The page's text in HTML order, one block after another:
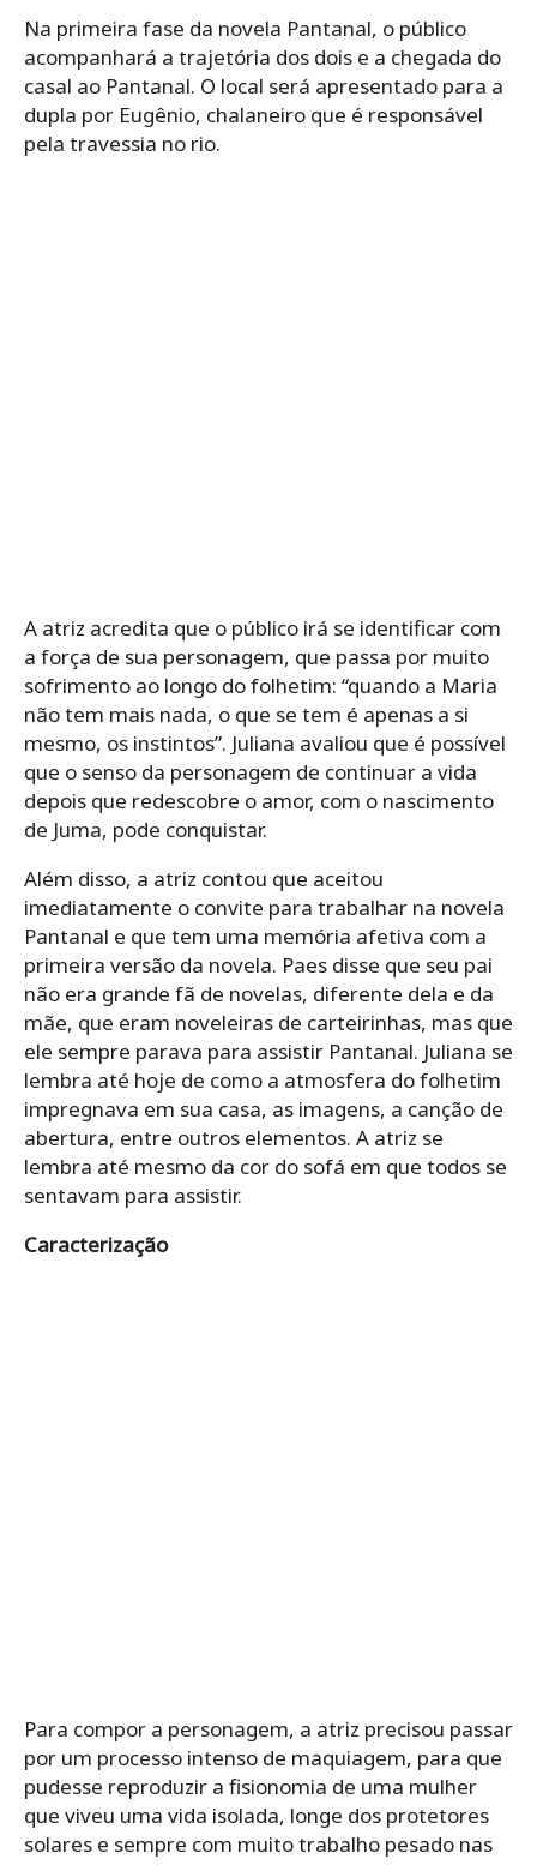
Na primeira fase da novela Pantanal, o público
acompanhará a trajetória dos dois e a chegada do
casal ao Pantanal. O local será apresentado para a
dupla por Eugênio, chalaneiro que é responsável
pela travessia no rio.
A atriz acredita que o público irá se identificar com
a força de sua personagem, que passa por muito
sofrimento ao longo do folhetim: “quando a Maria
não tem mais nada, o que se tem é apenas a si
mesmo, os instintos”. Juliana avaliou que é possível
que o senso da personagem de continuar a vida
depois que redescobre o amor, com o nascimento
de Juma, pode conquistar.
Além disso, a atriz contou que aceitou
imediatamente o convite para trabalhar na novela
Pantanal e que tem uma memória afetiva com a
primeira versão da novela. Paes disse que seu pai
não era grande fã de novelas, diferente dela e da
mãe, que eram noveleiras de carteirinhas, mas que
ele sempre parava para assistir Pantanal. Juliana se
lembra até hoje de como a atmosfera do folhetim
impregnava em sua casa, as imagens, a canção de
abertura, entre outros elementos. A atriz se
lembra até mesmo da cor do sofá em que todos se
sentavam para assistir.
Caracterização
Para compor a personagem, a atriz precisou passar
por um processo intenso de maquiagem, para que
pudesse reproduzir a fisionomia de uma mulher
que viveu uma vida isolada, longe dos protetores
solares e sempre com muito trabalho pesado nas